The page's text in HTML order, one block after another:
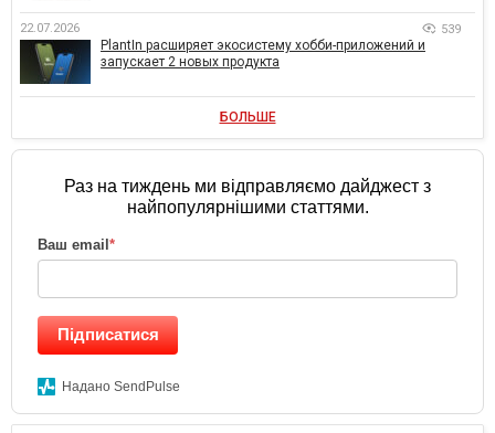
22.07.2026 539
PlantIn расширяет экосистему хобби-приложений и
запускает 2 новых продукта
БОЛЬШЕ
Раз на тиждень ми відправляємо дайджест з
найпопулярнішими статтями.
Ваш email *
Підписатися
Надано SendPulse